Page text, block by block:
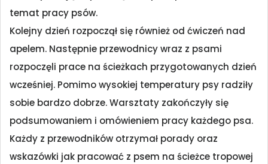
temat pracy psów.
Kolejny dzień rozpoczął się również od ćwiczeń nad
apelem. Następnie przewodnicy wraz z psami
rozpoczęli prace na ścieżkach przygotowanych dzień
wcześniej. Pomimo wysokiej temperatury psy radziły
sobie bardzo dobrze. Warsztaty zakończyły się
podsumowaniem i omówieniem pracy każdego psa.
Każdy z przewodników otrzymał porady oraz
wskazówki jak pracować z psem na ścieżce tropowej